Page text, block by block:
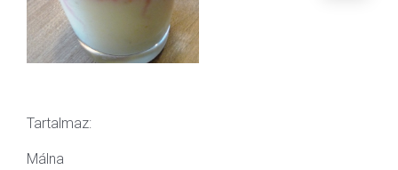
Tartalmaz:
Málna